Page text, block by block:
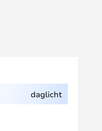
daglicht